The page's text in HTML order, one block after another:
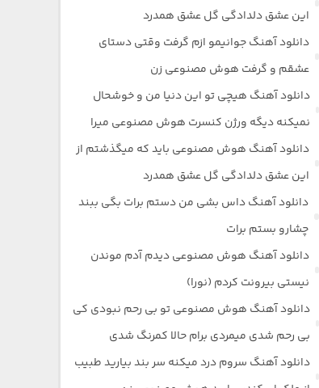
این عشق دلدادگی گل عشق همدرد
دانلود آهنگ جوانیمو ازم گرفت وقتی دستای
عشقم و گرفت هوش مصنوعی زن
دانلود آهنگ هیچی تو این دنیا من و خوشحال
نمیکنه دیگه ورژن کنسرت هوش مصنوعی میرا
دانلود آهنگ هوش مصنوعی باید که میگذشتم از
این عشق دلدادگی گل عشق همدرد
دانلود آهنگ داس بشی من دستم برات بگی ببند
چشارو بستم برات
دانلود آهنگ هوش مصنوعی دیدم آدم موندن
نیستی بیرونت کردم (نورا)
دانلود آهنگ هوش مصنوعی تو بی رحم نبودی کی
بی رحم شدی میمردی برام حالا کمرنگ شدی
دانلود آهنگ سروم درد میکنه سر بند بیارید طبیب